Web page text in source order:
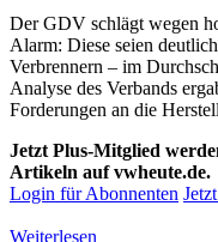
Der GDV schlägt wegen
Alarm: Diese seien
Verbrennern – im
Analyse des Verbands
Forderungen an die
Jetzt Plus-Mitglied
Artikeln auf vwheute.de.
Login für Abonnenten
Weiterlesen